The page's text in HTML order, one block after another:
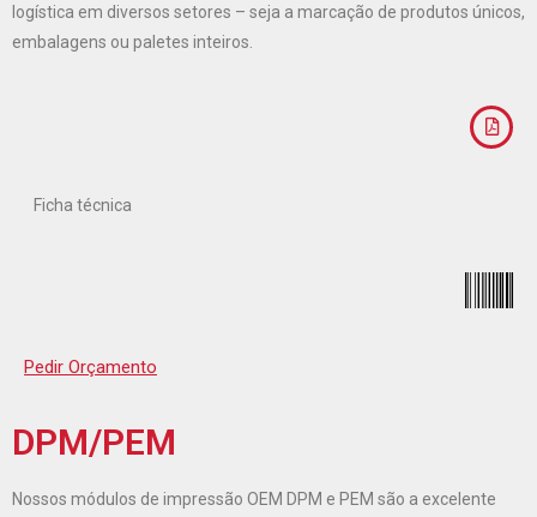
logística em diversos setores – seja a marcação de produtos únicos,
embalagens ou paletes inteiros.
Ficha técnica
Pedir Orçamento
DPM/PEM
Nossos módulos de impressão OEM DPM e PEM são a excelente